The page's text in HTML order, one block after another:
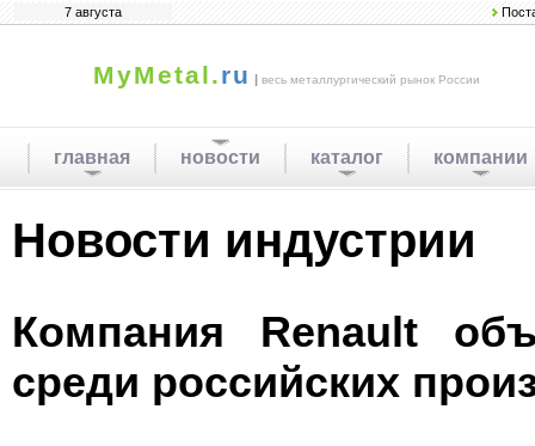
7 августа
MyMetal.ru | весь металлургический рынок России
главная новости каталог компании
Новости индустрии
Компания Renault
среди российских